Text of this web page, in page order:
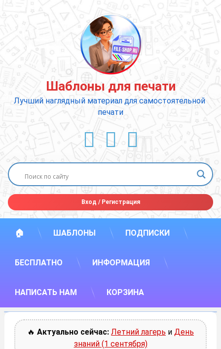
содержимому
Шаблоны для печати
Лучший наглядный материал для самостоятельной
печати
ВКонтакте
YouTube
E-mail
Вход /Регистрация
🏠 ШАБЛОНЫ ПОДПИСКИ
БЕСПЛАТНО ИНФОРМАЦИЯ
НАПИСАТЬ НАМ КОРЗИНА
🔥 Актуально сейчас: Летний лагерь и День
знаний (1 сентября)